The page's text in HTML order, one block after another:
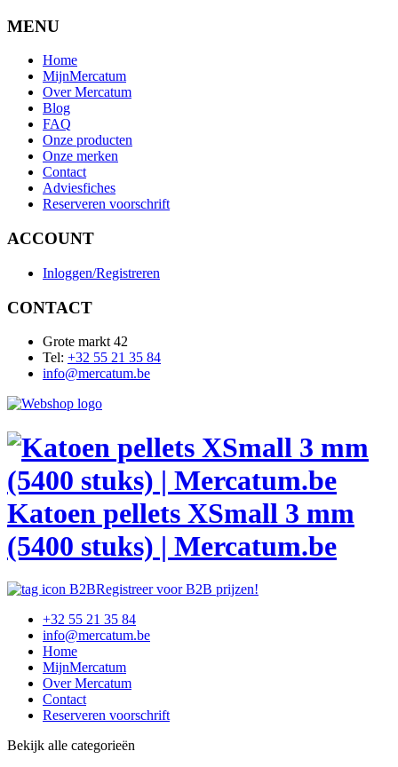
MENU
Home
MijnMercatum
Over Mercatum
Blog
FAQ
Onze producten
Onze merken
Contact
Adviesfiches
Reserveren voorschrift
ACCOUNT
Inloggen/Registreren
CONTACT
Grote markt 42
Tel: +32 55 21 35 84
info@mercatum.be
Katoen pellets XSmall 3 mm
(5400 stuks) | Mercatum.be
Registreer voor B2B prijzen!
+32 55 21 35 84
info@mercatum.be
Home
MijnMercatum
Over Mercatum
Contact
Reserveren voorschrift
Bekijk alle categorieën